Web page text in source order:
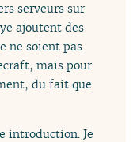
serveurs sur
ajoutent des
ne soient pas
mais pour
du fait que
introduction. Je